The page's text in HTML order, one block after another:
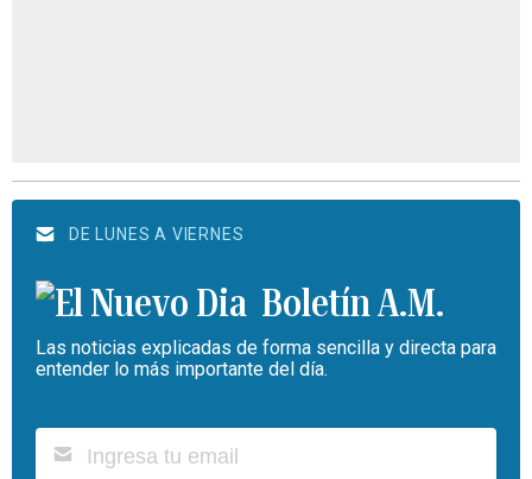
DE LUNES A VIERNES
Boletín A.M.
Las noticias explicadas de forma sencilla y directa para
entender lo más importante del día.